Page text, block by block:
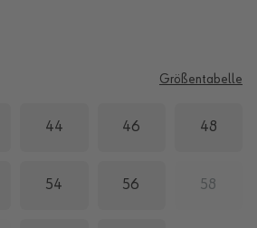
Größentabelle
44 46 48
54 56 58